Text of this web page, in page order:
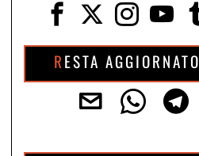
RESTA AGGIORNATO